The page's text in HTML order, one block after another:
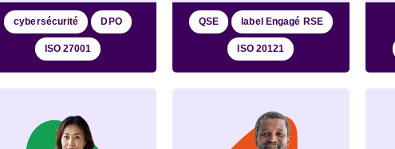
cybersécurité DPO
ISO 27001
QSE label Engagé RSE
ISO 20121